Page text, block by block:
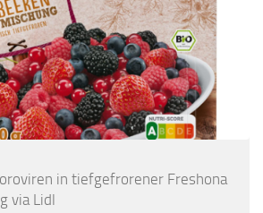
in tiefgefrorener Freshona
via Lidl